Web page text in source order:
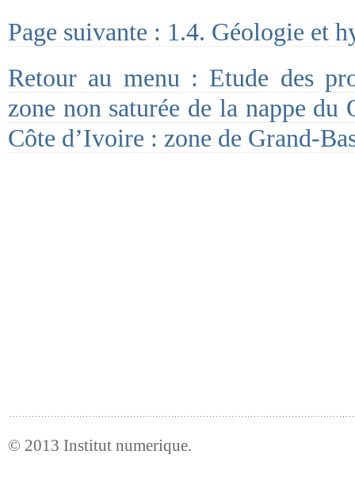
Page suivante : 1.4. Géologie et
Retour au menu : Etude des
zone non saturée de la nappe du
Côte d’Ivoire : zone de Grand-
© 2013 Institut numerique.